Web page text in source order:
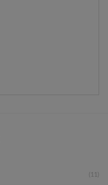
(11)